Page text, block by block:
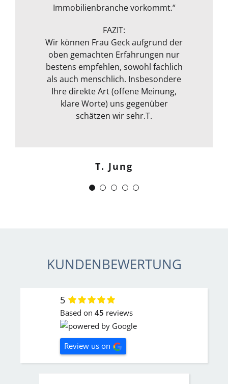
Immobilienbranche vorkommt.“
FAZIT:
Wir können Frau Geck aufgrund der
oben gemachten Erfahrungen nur
bestens empfehlen, sowohl fachlich
als auch menschlich. Insbesondere
Ihre direkte Art (offene Meinung,
klare Worte) uns gegenüber
schätzen wir sehr.T.
T. Jung
entgeht ihrem geschultem Auge
angeboten wird, rundet sie durch
ihre fachliche Kompetenz ab. Termin
war auch sehr kurzfristig und
spontan machbar. Die
Kommunikation war auch bestens .
Egal ob email Telefon etc… Alles in
allem kann ich sie nur
weiterempfehlen. Weiter so !
J. Schwaber
Dank!“
Frank Dettenbach
KUNDENBEWERTUNG
5
Based on 45 reviews
Review us on